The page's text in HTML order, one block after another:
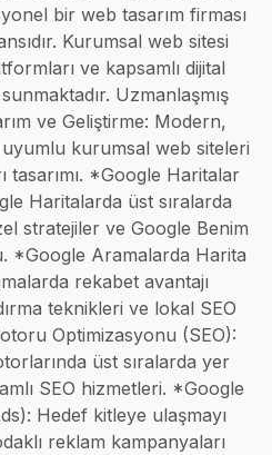
bir web tasarım firması
Kurumsal web sitesi
ve kapsamlı dijital
Uzmanlaşmış
ve Geliştirme: Modern,
uyumlu kurumsal web siteleri
*Google Haritalar
Haritalarda üst sıralarda
stratejiler ve Google Benim
*Google Aramalarda Harita
rekabet avantajı
teknikleri ve lokal SEO
Optimizasyonu (SEO):
üst sıralarda yer
SEO hizmetleri. *Google
Hedef kitleye ulaşmayı
reklam kampanyaları